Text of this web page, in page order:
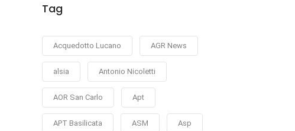
Tag
Acquedotto Lucano AGR News
alsia Antonio Nicoletti
AOR San Carlo Apt
APT Basilicata ASM Asp